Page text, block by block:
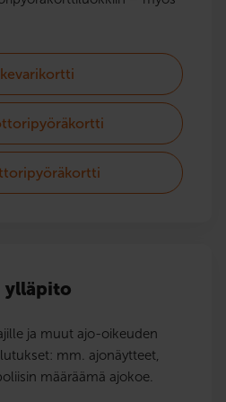
ylläpito
ja muut ajo-oikeuden
mm. ajonäytteet,
määräämä ajokoe.